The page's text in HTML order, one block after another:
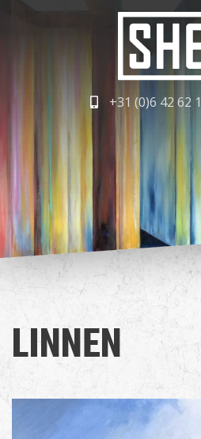
+31 (0)6 42 62
LINNEN